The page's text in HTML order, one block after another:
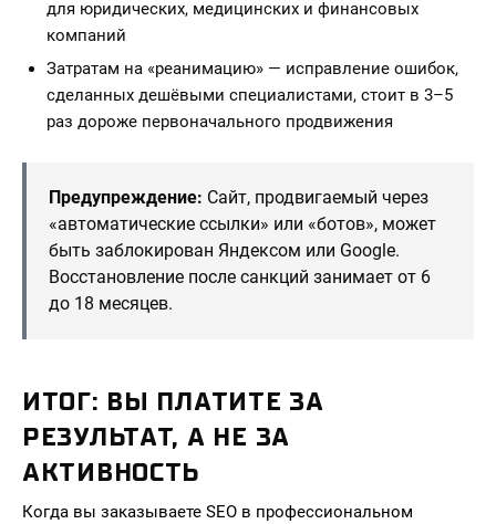
для юридических, медицинских и финансовых
компаний
Затратам на «реанимацию» — исправление ошибок,
сделанных дешёвыми специалистами, стоит в 3–5
раз дороже первоначального продвижения
Предупреждение: Сайт, продвигаемый через
«автоматические ссылки» или «ботов», может
быть заблокирован Яндексом или Google.
Восстановление после санкций занимает от 6
до 18 месяцев.
ИТОГ: ВЫ ПЛАТИТЕ ЗА
РЕЗУЛЬТАТ, А НЕ ЗА
АКТИВНОСТЬ
Когда вы заказываете SEO в профессиональном